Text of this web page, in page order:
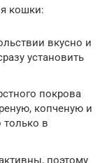
кошки:
вкусно и
установить
покрова
копченую и
только в
поэтому